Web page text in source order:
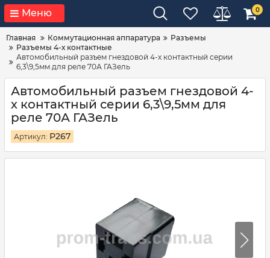
Меню 0
Главная Коммутационная аппаратура
Разъемы
Разъемы 4-х контактные
Автомобильный разъем гнездовой 4-х контактный серии
6,3\9,5мм для реле 70А ГАЗель
Автомобильный разъем гнездовой 4-
х контактный серии 6,3\9,5мм для
реле 70А ГАЗель
Артикул: Р267